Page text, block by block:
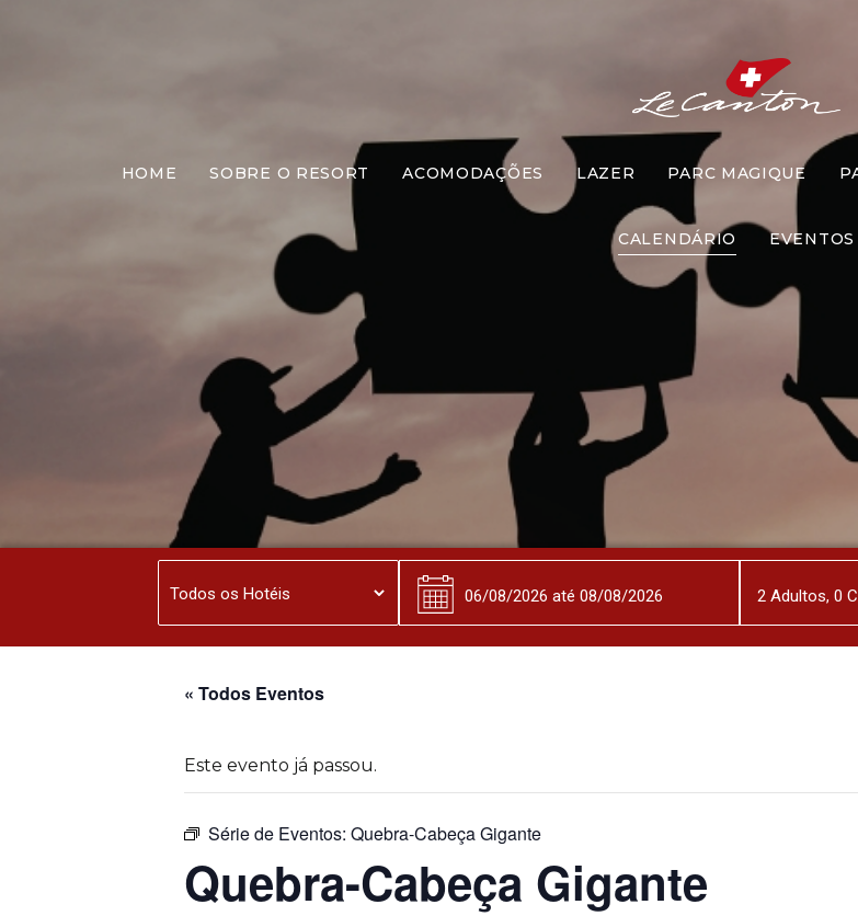
HOME SOBRE O RESORT ACOMODAÇÕES LAZER PARC MAGIQUE
CALENDÁRIO EVENTOS
Quebra-
« Todos Eventos
Este evento já passou.
Série de Eventos: Quebra-Cabeça Gigante
Quebra-Cabeça Gigante
2Adultos, 0